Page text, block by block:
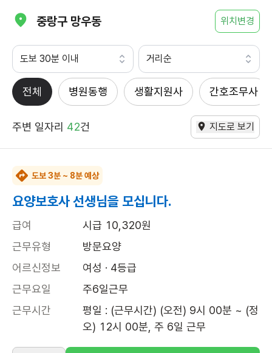
중랑구 망우동 위치변경
도보 30분 이내 거리순
전체 병원동행 생활지원사 간호조무사
주변 일자리 42건 지도로 보기
도보 3분 ~ 8분 예상
요양보호사 선생님을 모십니다.
급여
시급 10,320원
근무유형
방문요양
어르신정보
여성 · 4등급
근무요일
주6일근무
근무시간
평일 : (근무시간) (오전) 9시 00분 ~ (정
오) 12시 00분, 주 6일 근무